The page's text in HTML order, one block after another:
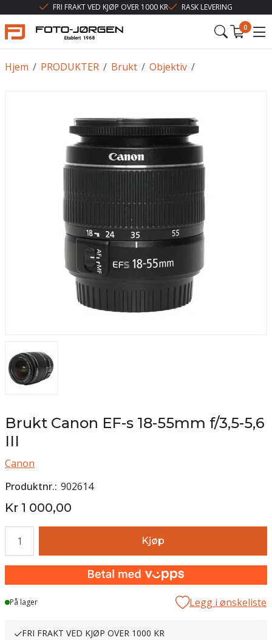
FRI FRAKT VED KJØP OVER 1000 KR RASK LEVERING
0
/
Hjem /
PRODUKTER /
Brukt /
Objektiv
Brukt Canon EF-s 18-55mm f/3,5-5,6
III
Canon
Produktnr. 902614
Kr 1 000,00
Kjøp
På lager Legg i ønskeliste
FRI FRAKT VED KJØP OVER 1000 KR